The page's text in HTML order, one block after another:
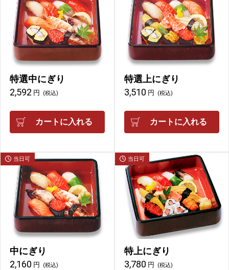
特選中にぎり
2,592 円 (税込)
カートに入れる
特選上にぎり
3,510 円 (税込)
カートに入れる
当日可
中にぎり
2,160 円 (税込)
当日可
特上にぎり
3,780 円 (税込)